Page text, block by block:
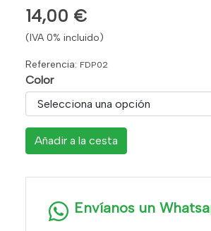
14,00 €
(IVA 0% incluido)
Referencia: FDP02
Color
Añadir a la cesta
Envíanos un